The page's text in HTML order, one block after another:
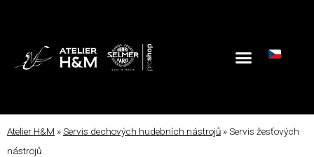
Atelier H&M »Servis dechových hudebních nástrojů »Servis žesťových
nástrojů